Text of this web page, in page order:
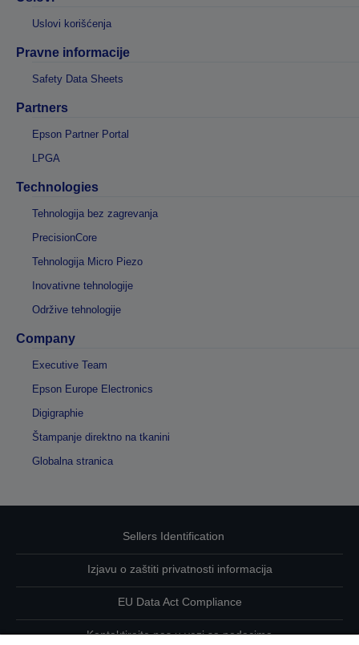
Uslovi korišćenja
Pravne informacije
Safety Data Sheets
Partners
Epson Partner Portal
LPGA
Technologies
Tehnologija bez zagrevanja
PrecisionCore
Tehnologija Micro Piezo
Inovativne tehnologije
Održive tehnologije
Company
Executive Team
Epson Europe Electronics
Digigraphie
Štampanje direktno na tkanini
Globalna stranica
Sellers Identification
Izjavu o zaštiti privatnosti informacija
EU Data Act Compliance
Kontaktirajte nas u vezi sa podacima